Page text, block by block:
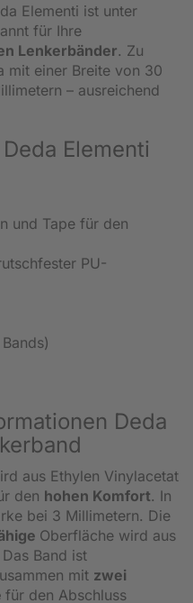
Elementi ist unter
für Ihre
Lenkerbänder. Zu
mit einer Breite von 30
– ausreichend
Elementi
und Tape für den
PU-
Deda
aus Ethylen Vinylacetat
den hohen Komfort. In
bei 3 Millimetern. Die
Oberfläche wird aus
Band ist
mit zwei
für den Abschluss